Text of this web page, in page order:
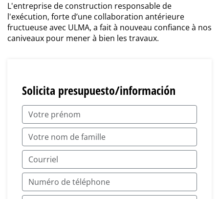
L'entreprise de construction responsable de
l'exécution, forte d’une collaboration antérieure
fructueuse avec ULMA, a fait à nouveau confiance à nos
caniveaux pour mener à bien les travaux.
Solicita presupuesto/información